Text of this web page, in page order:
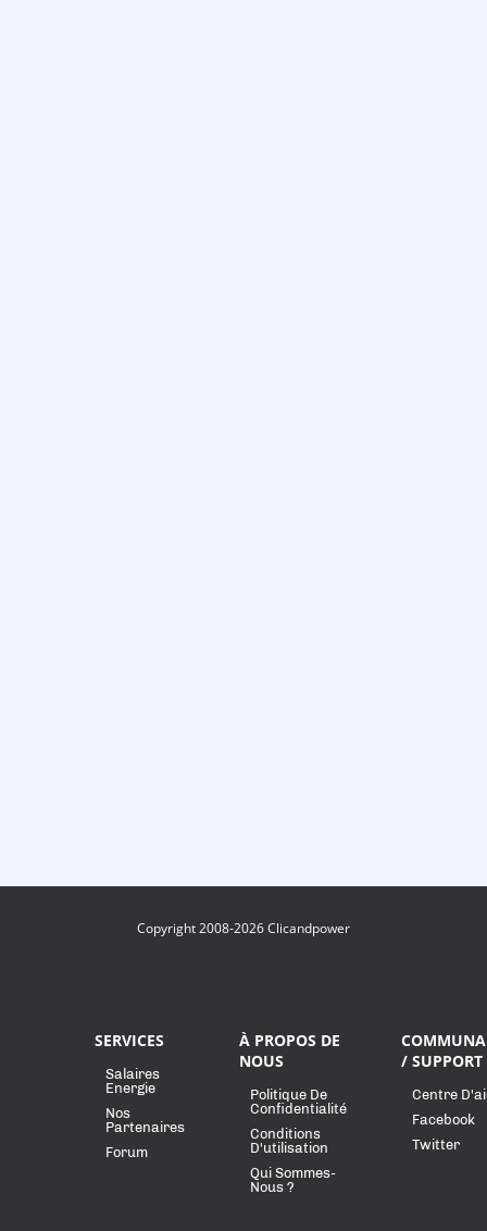
Copyright 2008-2026 Clicandpower
SERVICES
Salaires
Energie
Nos
Partenaires
Forum
À PROPOS DE
NOUS
Politique De
Confidentialité
Conditions
D'utilisation
Qui Sommes-
Nous ?
/ SUPPORT
Centre
Facebook
Twitter